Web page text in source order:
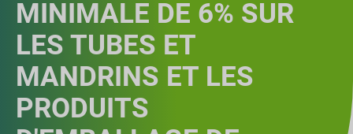
MINIMALE DE 6% SUR
LES TUBES ET
MANDRINS ET LES
PRODUITS